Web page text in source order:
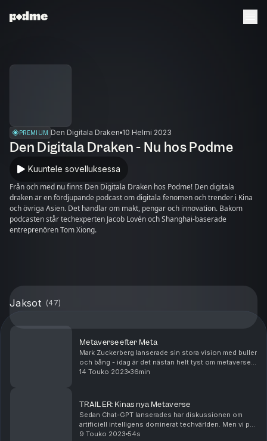
PREMIUM Den Digitala Draken 10 Helmi 2023
Den Digitala Draken - Nu hos Podme
Kuuntele sovelluksessa
Från och med nu finns Den Digitala Draken hos Podme! Den digitala
draken är en fördjupande podcast om digitala fenomen och trender i Kina
och övriga Asien. Det handlar om makt, pengar och innovation. Bakom
podcasten står techexperten Jacob Lovén och Shanghai-baserade
entreprenören Tom Xiong.
Jaksot (47)
Metaverse efter Meta
Mark Zuckerberg lanserade sin stora vision med buller
och bång - idag är det nästan helt tyst om metaverse.
Därmed också borträknat? Verkligen inte. Runt om i
14 Touko 2023 36min
TRAILER: Kinas nya Metaverse
Sedan Chat-GPT lanserades har diskussionen om
artificiell intelligens dominerat techvärlden. Men vi på
Den Digitala Draken har inte gett upp på den förra
9 Touko 2023 54s